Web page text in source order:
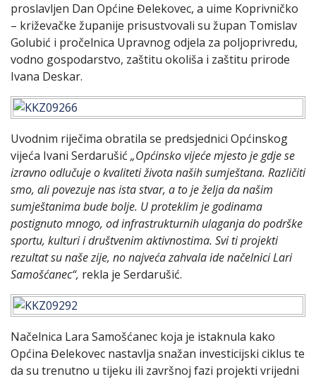
proslavljen Dan Općine Đelekovec, a uime Koprivničko
– križevačke županije prisustvovali su župan Tomislav
Golubić i pročelnica Upravnog odjela za poljoprivredu,
vodno gospodarstvo, zaštitu okoliša i zaštitu prirode
Ivana Deskar.
Uvodnim riječima obratila se predsjednici Općinskog
vijeća Ivani Serdarušić „Općinsko vijeće mjesto je gdje se
izravno odlučuje o kvaliteti života naših sumještana. Različiti
smo, ali povezuje nas ista stvar, a to je želja da našim
sumještanima bude bolje. U proteklim je godinama
postignuto mnogo, od infrastrukturnih ulaganja do podrške
sportu, kulturi i društvenim aktivnostima. Svi ti projekti
rezultat su naše zije, no najveća zahvala ide načelnici Lari
Samošćanec“, rekla je Serdarušić.
Načelnica Lara Samošćanec koja je istaknula kako
Općina Đelekovec nastavlja snažan investicijski ciklus te
da su trenutno u tijeku ili završnoj fazi projekti vrijedni